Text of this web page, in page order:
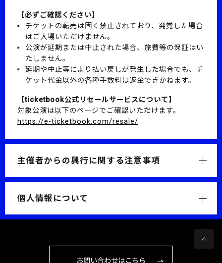
【必ずご確認ください】
チケットの転売は固く禁止されており、発覚した場合
はご入場いただけません。
公演が延期または中止された場合、旅費等の保証はい
たしません。
延期や中止等により払い戻しが発生した場合でも、チ
ケット代金以外の各種手数料は返金できかねます。
【ticketbook公式リセールサービスについて】
対象公演は以下のページでご確認いただけます。
https://e-ticketbook.com/resale/
主催者からの興行に関する注意事項
個人情報について
お問い合わせはこちら